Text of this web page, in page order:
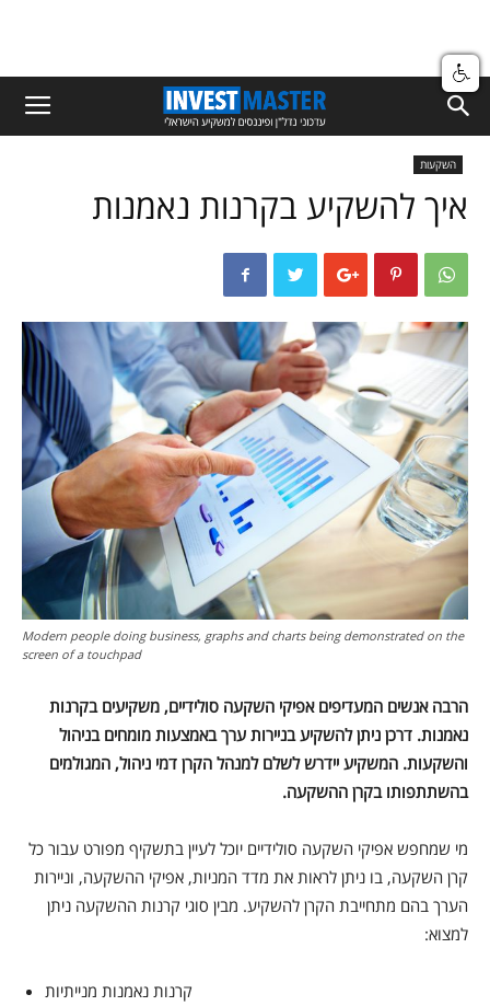
השקעות
איך להשקיע בקרנות נאמנות
Modern people doing business, graphs and charts being demonstrated on the
screen of a touchpad
הרבה אנשים המעדיפים אפיקי השקעה סולידיים, משקיעים בקרנות
נאמנות. דרכן ניתן להשקיע בניירות ערך באמצעות מומחים בניהול
והשקעות. המשקיע יידרש לשלם למנהל הקרן דמי ניהול, המגולמים
בהשתתפותו בקרן ההשקעה.
מי שמחפש אפיקי השקעה סולידיים יוכל לעיין בתשקיף מפורט עבור כל
קרן השקעה, בו ניתן לראות את מדד המניות, אפיקי ההשקעה, וניירות
הערך בהם מתחייבת הקרן להשקיע. מבין סוגי קרנות ההשקעה ניתן
למצוא:
קרנות נאמנות מנייתיות